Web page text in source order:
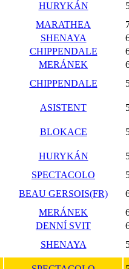
HURYKÁN
MARATHEA
SHENAYA
CHIPPENDALE
MERÁNEK
CHIPPENDALE
ASISTENT
BLOKACE
HURYKÁN
SPECTACOLO
BEAU GERSOIS(FR)
MERÁNEK
DENNÍ SVIT
SHENAYA